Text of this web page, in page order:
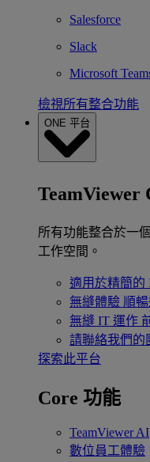
Salesforce
Slack
Microsoft
檢視所有整合功能
ONE 平台
TeamViewer
所有功能整合於一
工作空間。
適用於精簡的
無縫體驗 順
無縫 IT 運作
請聯絡我們的
探索此平台
Core 功能
TeamViewer AI
數位員工體驗